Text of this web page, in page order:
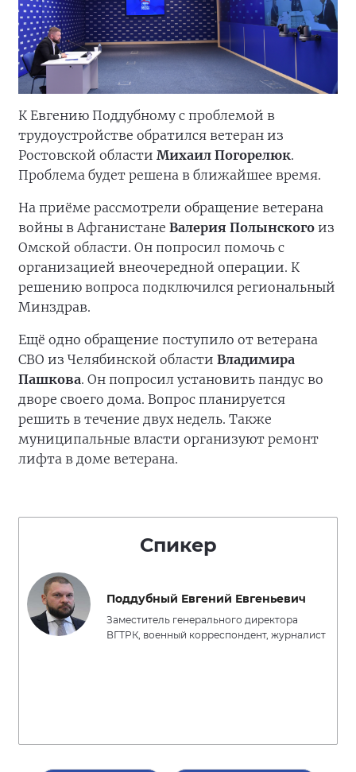
К Евгению Поддубному с проблемой в
трудоустройстве обратился ветеран из
Ростовской области Михаил Погорелюк.
Проблема будет решена в ближайшее время.
На приёме рассмотрели обращение ветерана
войны в Афганистане Валерия Полынского из
Омской области. Он попросил помочь с
организацией внеочередной операции. К
решению вопроса подключился региональный
Минздрав.
Ещё одно обращение поступило от ветерана
СВО из Челябинской области Владимира
Пашкова. Он попросил установить пандус во
дворе своего дома. Вопрос планируется
решить в течение двух недель. Также
муниципальные власти организуют ремонт
лифта в доме ветерана.
Спикер
Поддубный Евгений Евгеньевич
Заместитель генерального директора
ВГТРК, военный корреспондент, журналист